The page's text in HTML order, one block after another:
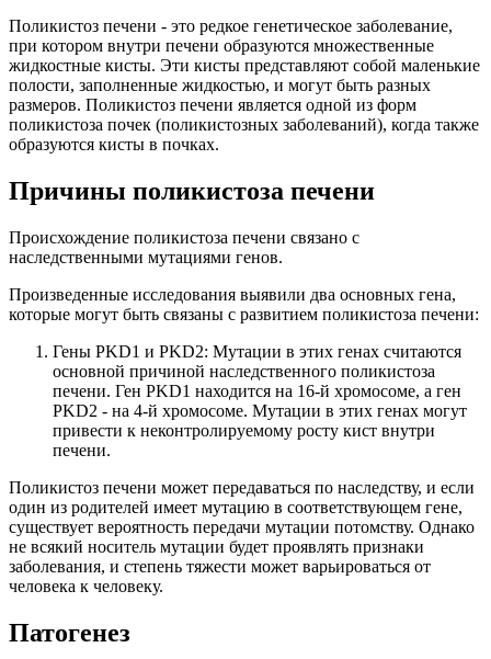
Поликистоз печени - это редкое генетическое заболевание,
при котором внутри печени образуются множественные
жидкостные кисты. Эти кисты представляют собой маленькие
полости, заполненные жидкостью, и могут быть разных
размеров. Поликистоз печени является одной из форм
поликистоза почек (поликистозных заболеваний), когда также
образуются кисты в почках.
Причины поликистоза печени
Происхождение поликистоза печени связано с
наследственными мутациями генов.
Произведенные исследования выявили два основных гена,
которые могут быть связаны с развитием поликистоза печени:
Гены PKD1 и PKD2: Мутации в этих генах считаются
основной причиной наследственного поликистоза
печени. Ген PKD1 находится на 16-й хромосоме, а ген
PKD2 - на 4-й хромосоме. Мутации в этих генах могут
привести к неконтролируемому росту кист внутри
печени.
Поликистоз печени может передаваться по наследству, и если
один из родителей имеет мутацию в соответствующем гене,
существует вероятность передачи мутации потомству. Однако
не всякий носитель мутации будет проявлять признаки
заболевания, и степень тяжести может варьироваться от
человека к человеку.
Патогенез